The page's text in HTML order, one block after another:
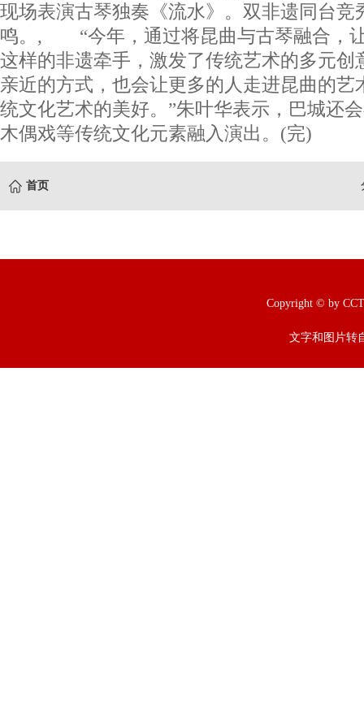
现场表演古琴独奏《流水》。双非遗同台竞
鸣。, “今年，通过将昆曲与古琴融合，
这样的非遗牵手，激发了传统艺术的多元创
亲近的方式，也会让更多的人走进昆曲的艺
统文化艺术的美好。”朱叶华表示，巴城还
木偶戏等传统文化元素融入演出。(完)
首页
Copyright © by
文字和图片转